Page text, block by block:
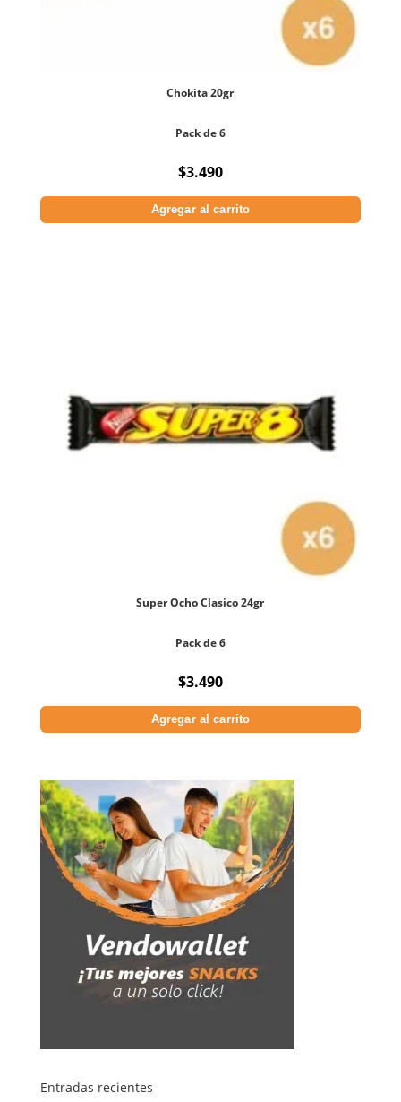
Chokita 20gr
Pack de 6
$3.490
Agregar al carrito
Super Ocho Clasico 24gr
Pack de 6
$3.490
Agregar al carrito
Entradas recientes